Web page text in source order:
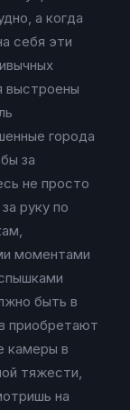
а когда
себя эти
выстроены
города
за
не просто
руку по
моментами
быть в
приобретают
камеры в
тяжести,
на